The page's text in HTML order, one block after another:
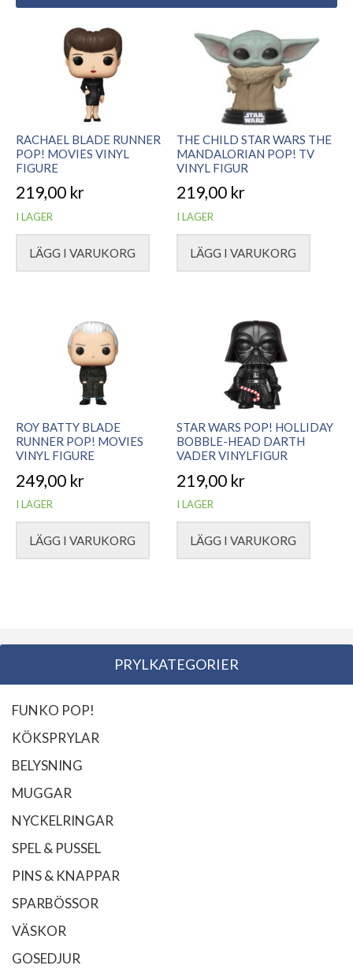
RACHAEL BLADE RUNNER
POP! MOVIES VINYL
FIGURE
219,00 kr
I LAGER
LÄGG I VARUKORG
THE CHILD STAR WARS THE
MANDALORIAN POP! TV
VINYL FIGUR
219,00 kr
I LAGER
LÄGG I VARUKORG
ROY BATTY BLADE
RUNNER POP! MOVIES
VINYL FIGURE
249,00 kr
I LAGER
LÄGG I VARUKORG
STAR WARS POP! HOLLIDAY
BOBBLE-HEAD DARTH
VADER VINYLFIGUR
219,00 kr
I LAGER
LÄGG I VARUKORG
PRYLKATEGORIER
FUNKO POP!
KÖKSPRYLAR
BELYSNING
MUGGAR
NYCKELRINGAR
SPEL & PUSSEL
PINS & KNAPPAR
SPARBÖSSOR
VÄSKOR
GOSEDJUR